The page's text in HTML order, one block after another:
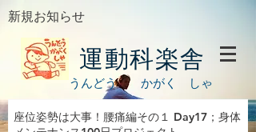
新規お知らせ
運動科楽舎
うんどう かがく しゃ
座位姿勢は大事！腰痛編その１ Day17；身体